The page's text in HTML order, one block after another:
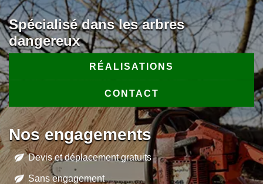
Spécialisé dans les arbres
dangereux
RÉALISATIONS
CONTACT
Nos engagements
Devis et déplacement gratuits
Sans engagement